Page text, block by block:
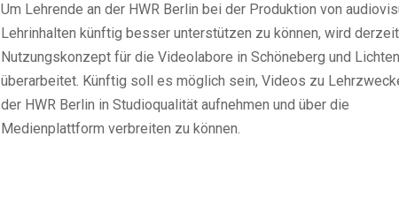
Um Lehrende an der HWR Berlin bei der Produktion von
Lehrinhalten künftig besser unterstützen zu können, wird
Nutzungskonzept für die Videolabore in Schöneberg und
überarbeitet. Künftig soll es möglich sein, Videos zu
der HWR Berlin in Studioqualität aufnehmen und über die
Medienplattform verbreiten zu können.